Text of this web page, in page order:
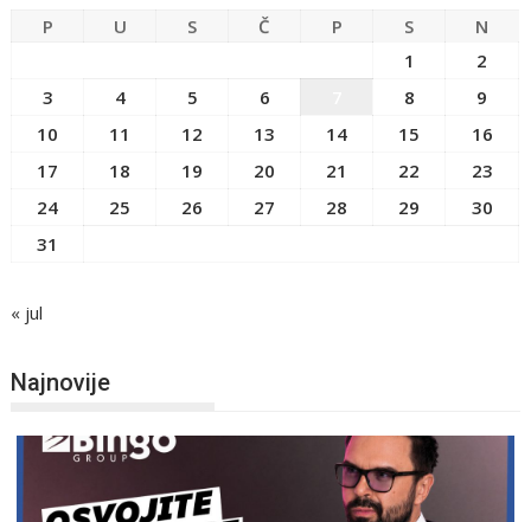
P U S Č P S
N
1
2
3
4 5 6 8
9
10
11 12 13 14 15
16
17
18 19 20 21 22
23
24
25 26 27 28 29
30
31
« jul
Najnovije